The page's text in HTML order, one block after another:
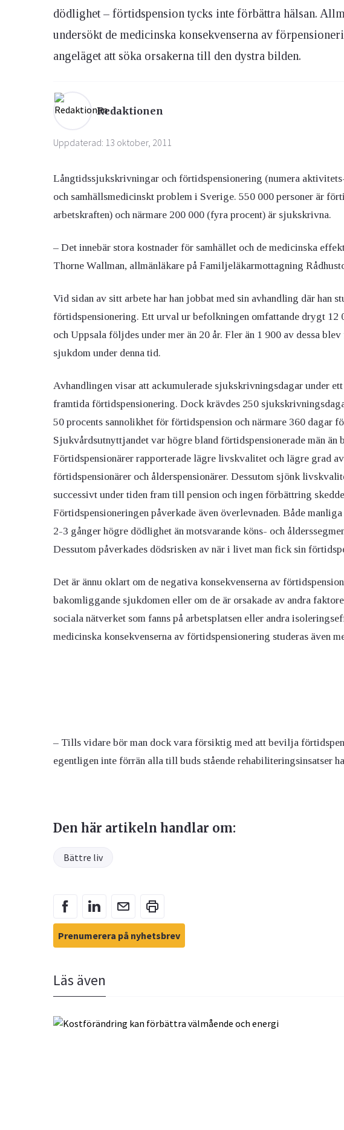
Ögon & Öron
Övervikt
dödlighet – förtidspension tycks inte förbättra hälsan.
undersökt de medicinska konsekvenserna av
angeläget att söka orsakerna till den dystra bilden.
Redaktionen
Uppdaterad: 13 oktober, 2011
Långtidssjukskrivningar och förtidspensionering (numera
och samhällsmedicinskt problem i Sverige. 550 000 personer är
arbetskraften) och närmare 200 000 (fyra procent) är sjukskrivna.
– Det innebär stora kostnader för samhället och de medicinska
Thorne Wallman, allmänläkare på Familjeläkarmottagning
Vid sidan av sitt arbete har han jobbat med sin avhandling där han
förtidspensionering. Ett urval ur befolkningen omfattande drygt 12
och Uppsala följdes under mer än 20 år. Fler än 1 900 av dessa
sjukdom under denna tid.
Avhandlingen visar att ackumulerade sjukskrivningsdagar under
framtida förtidspensionering. Dock krävdes 250
50 procents sannolikhet för förtidspension och närmare 360 dagar
Sjukvårdsutnyttjandet var högre bland förtidspensionerade män än
Förtidspensionärer rapporterade lägre livskvalitet och lägre grad
förtidspensionärer och ålderspensionärer. Dessutom sjönk
successivt under tiden fram till pension och ingen förbättring
Förtidspensioneringen påverkade även överlevnaden. Både
2-3 gånger högre dödlighet än motsvarande köns- och
Dessutom påverkades dödsrisken av när i livet man fick sin
Det är ännu oklart om de negativa konsekvenserna av
bakomliggande sjukdomen eller om de är orsakade av andra
sociala nätverket som fanns på arbetsplatsen eller andra
medicinska konsekvenserna av förtidspensionering studeras även
– Tills vidare bör man dock vara försiktig med att bevilja
egentligen inte förrän alla till buds stående rehabiliteringsinsatser
Den här artikeln handlar om:
Bättre liv
Prenumerera på nyhetsbrev
Läs även